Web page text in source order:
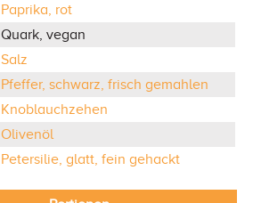
Paprika, rot
Quark, vegan
Salz
Pfeffer, schwarz, frisch gemahlen
Knoblauchzehen
Olivenöl
Petersilie, glatt, fein gehackt